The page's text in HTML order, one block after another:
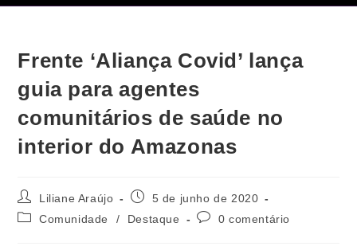
Frente ‘Aliança Covid’ lança
guia para agentes
comunitários de saúde no
interior do Amazonas
Liliane Araújo
5 de junho de 2020
Comunidade
/ Destaque 0 comentário